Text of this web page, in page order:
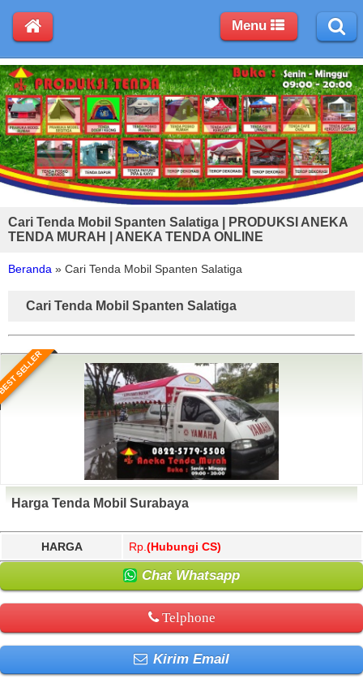
Cari Tenda Mobil Spanten Salatiga | PRODUKSI ANEKA
TENDA MURAH | ANEKA TENDA ONLINE
Beranda » Cari Tenda Mobil Spanten Salatiga
Cari Tenda Mobil Spanten Salatiga
SELLER
Harga Tenda Mobil Surabaya
HARGA Rp. (Hubungi CS)
Chat Whatsapp
Telphone
Kirim Email
Menu